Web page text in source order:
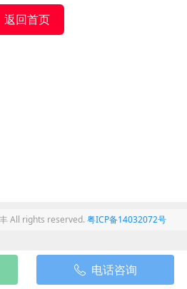
返回首页
All rights reserved. 粤ICP备14032072号
电话咨询